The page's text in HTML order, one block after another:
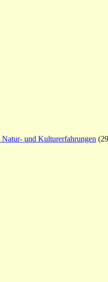
Natur- und Kulturerfahrungen